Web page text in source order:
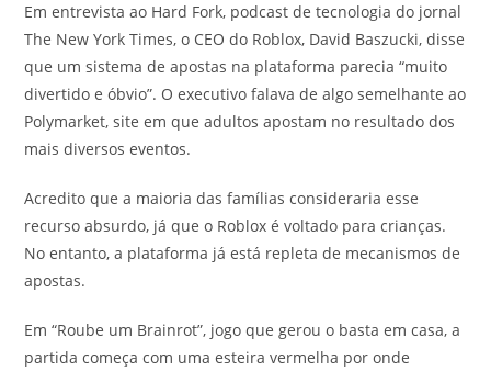
Em entrevista ao Hard Fork, podcast de tecnologia do jornal
The New York Times, o CEO do Roblox, David Baszucki, disse
que um sistema de apostas na plataforma parecia “muito
divertido e óbvio”. O executivo falava de algo semelhante ao
Polymarket, site em que adultos apostam no resultado dos
mais diversos eventos.
Acredito que a maioria das famílias consideraria esse
recurso absurdo, já que o Roblox é voltado para crianças.
No entanto, a plataforma já está repleta de mecanismos de
apostas.
Em “Roube um Brainrot”, jogo que gerou o basta em casa, a
partida começa com uma esteira vermelha por onde